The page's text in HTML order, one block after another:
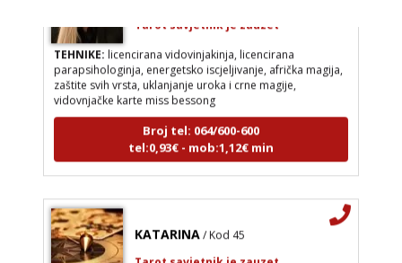
TEHNIKE:licencirana vidovinjakinja, licencirana
parapsihologinja, energetsko iscjeljivanje, afrička magija,
zaštite svih vrsta, uklanjanje uroka i crne magije,
vidovnjačke karte miss bessong
Broj tel: 064/600-600
tel:0,93€ - mob:1,12€ min